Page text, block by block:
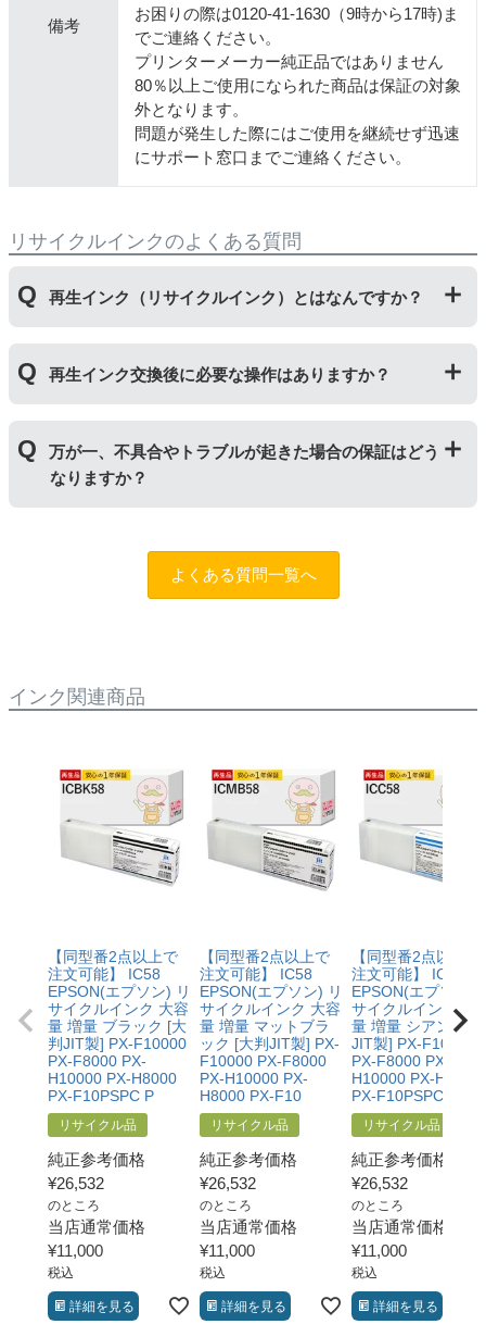
備考
お困りの際は0120-41-1630（9時から17時)ま
でご連絡ください。
プリンターメーカー純正品ではありません
80％以上ご使用になられた商品は保証の対象
外となります。
問題が発生した際にはご使用を継続せず迅速
にサポート窓口までご連絡ください。
リサイクルインクのよくある質問
再生インク（リサイクルインク）とはなんですか？
にて洗浄やインク充填をしたうえで、再度販売している
商品です。純正品に比べて、印刷代を節約することがで
きます。
再生インク交換後に必要な操作はありますか？
無効操作」が必要となる場合がございます。プリンター
やパソコンにインク残量は表示されなくなりますが、ス
トップボタンを5秒以上押していただくとご使用いただ
純正品と同様にインク残量表示が必要なお客様は商品名
[残量表示あり]と記載された商品
万が一、不具合やトラブルが起きた場合の保証はどう
なりますか？
お問い合わせフォーム
よくある質問一覧へ
インク関連商品
【同型番2点以上で
注文可能】 IC58
EPSON(エプソン) リ
サイクルインク 大容
量 増量 ブラック [大
判JIT製] PX-F10000
PX-F8000 PX-
H10000 PX-H8000
PX-F10PSPC P
リサイクル品
純正参考価格
¥26,532
のところ
当店通常価格
¥11,000
税込
詳細を見る
【同型番2点以上で
注文可能】 IC58
EPSON(エプソン) リ
サイクルインク 大容
量 増量 マットブラ
ック [大判JIT製] PX-
F10000 PX-F8000
PX-H10000 PX-
H8000 PX-F10
リサイクル品
純正参考価格
¥26,532
のところ
当店通常価格
¥11,000
税込
詳細を見る
【同型番2点以上で
注文可能】 IC58
EPSON(エプソン)
サイクルインク 大
量 増量 シアン [大
JIT製] PX-F10000
PX-F8000 PX-
H10000 PX-H8000
PX-F10PSPC PX-
リサイクル品
純正参考価格
¥26,532
のところ
当店通常価格
¥11,000
税込
詳細を見る